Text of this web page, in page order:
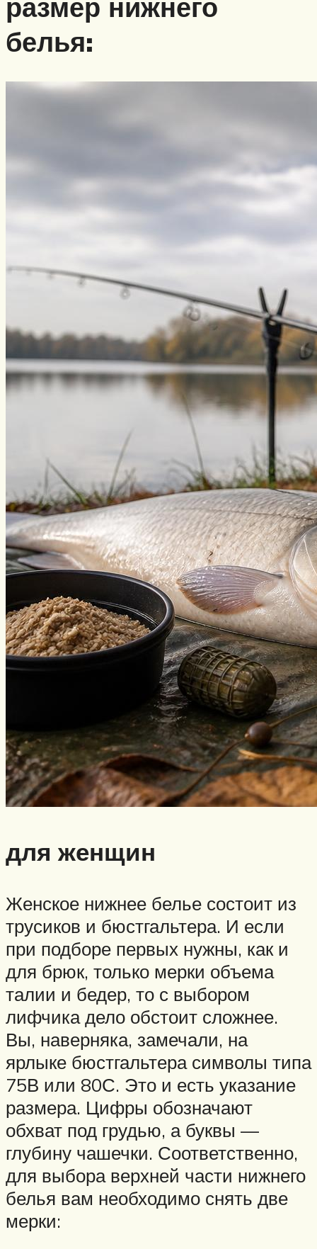
белья:
для женщин
Женское нижнее белье состоит из
трусиков и бюстгальтера. И если
при подборе первых нужны, как и
для брюк, только мерки объема
талии и бедер, то с выбором
лифчика дело обстоит сложнее.
Вы, наверняка, замечали, на
ярлыке бюстгальтера символы типа
75В или 80С. Это и есть указание
размера. Цифры обозначают
обхват под грудью, а буквы —
глубину чашечки. Соответственно,
для выбора верхней части нижнего
белья вам необходимо снять две
мерки: